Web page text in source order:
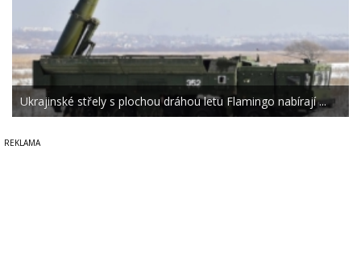
Ukrajinské střely s plochou dráhou letu Flamingo nabírají ...